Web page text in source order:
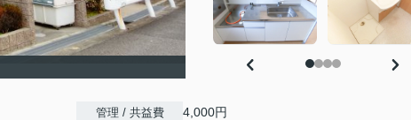
管理 / 共益費 4,000円